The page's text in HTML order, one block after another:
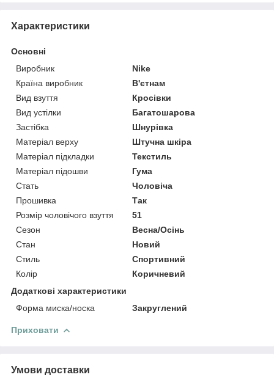
Характеристики
Основні
Виробник
Nike
Країна виробник
В'єтнам
Вид взуття
Кросівки
Вид устілки
Багатошарова
Застібка
Шнурівка
Матеріал верху
Штучна шкіра
Матеріал підкладки
Текстиль
Матеріал підошви
Гума
Стать
Чоловіча
Прошивка
Так
Розмір чоловічого взуття
51
Сезон
Весна/Осінь
Стан
Новий
Стиль
Спортивний
Колір
Коричневий
Додаткові характеристики
Форма миска/носка
Закруглений
Приховати
Умови доставки